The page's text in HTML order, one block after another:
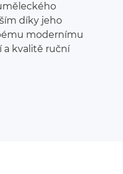
díky jeho
modernímu
a kvalitě ruční